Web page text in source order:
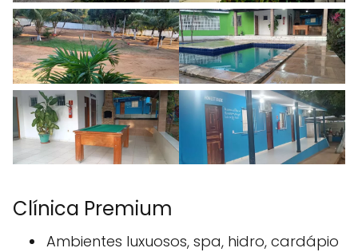
Clínica Premium
Ambientes luxuosos, spa, hidro, cardápio